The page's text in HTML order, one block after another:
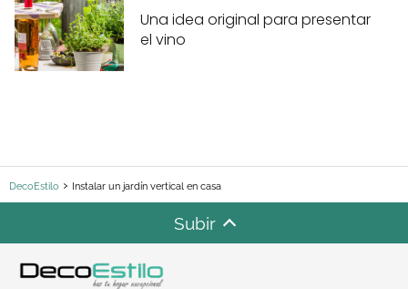
Una idea original para presentar
el vino
DecoEstilo Instalar un jardín vertical en casa
Subir